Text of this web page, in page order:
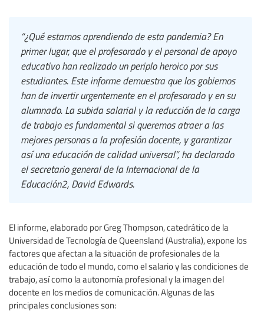
“¿Qué estamos aprendiendo de esta pandemia? En
primer lugar, que el profesorado y el personal de apoyo
educativo han realizado un periplo heroico por sus
estudiantes. Este informe demuestra que los gobiernos
han de invertir urgentemente en el profesorado y en su
alumnado. La subida salarial y la reducción de la carga
de trabajo es fundamental si queremos atraer a las
mejores personas a la profesión docente, y garantizar
así una educación de calidad universal”, ha declarado
el secretario general de la Internacional de la
Educación2, David Edwards.
El informe, elaborado por Greg Thompson, catedrático de la
Universidad de Tecnología de Queensland (Australia), expone los
factores que afectan a la situación de profesionales de la
educación de todo el mundo, como el salario y las condiciones de
trabajo, así como la autonomía profesional y la imagen del
docente en los medios de comunicación. Algunas de las
principales conclusiones son: